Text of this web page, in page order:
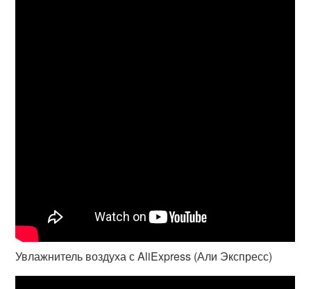
Увлажнитель воздуха с AliExpress (Али Экспресс)